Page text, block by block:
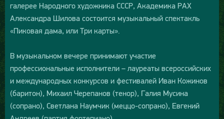
галерее Народного художника СССР, Академика РАХ
Александра Шилова состоится музыкальный спектакль
«Пиковая дама, или Три карты».
В музыкальном вечере принимают участие
профессиональные исполнители – лауреаты всероссийских
и международных конкурсов и фестивалей Иван Кожинов
(баритон), Михаил Черепанов (тенор), Галия Мусина
(сопрано), Светлана Наумчик (меццо-сопрано), Евгений